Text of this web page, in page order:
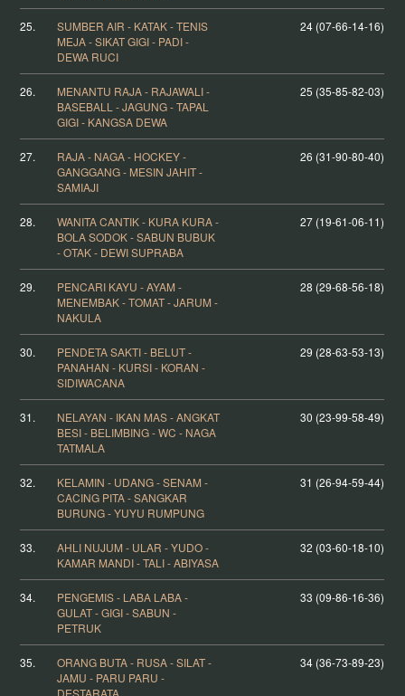
25.
SUMBER AIR - KATAK - TENIS
MEJA - SIKAT GIGI - PADI -
DEWA RUCI
24 (07-66-14-16)
26.
MENANTU RAJA - RAJAWALI -
BASEBALL - JAGUNG - TAPAL
GIGI - KANGSA DEWA
25 (35-85-82-03)
27.
RAJA - NAGA - HOCKEY -
GANGGANG - MESIN JAHIT -
SAMIAJI
26 (31-90-80-40)
28.
WANITA CANTIK - KURA KURA -
BOLA SODOK - SABUN BUBUK
- OTAK - DEWI SUPRABA
27 (19-61-06-11)
29.
PENCARI KAYU - AYAM -
MENEMBAK - TOMAT - JARUM -
NAKULA
28 (29-68-56-18)
30.
PENDETA SAKTI - BELUT -
PANAHAN - KURSI - KORAN -
SIDIWACANA
29 (28-63-53-13)
31.
NELAYAN - IKAN MAS - ANGKAT
BESI - BELIMBING - WC - NAGA
TATMALA
30 (23-99-58-49)
32.
KELAMIN - UDANG - SENAM -
CACING PITA - SANGKAR
BURUNG - YUYU RUMPUNG
31 (26-94-59-44)
33.
AHLI NUJUM - ULAR - YUDO -
KAMAR MANDI - TALI - ABIYASA
32 (03-60-18-10)
34.
PENGEMIS - LABA LABA -
GULAT - GIGI - SABUN -
PETRUK
33 (09-86-16-36)
35.
ORANG BUTA - RUSA - SILAT -
JAMU - PARU PARU -
DESTARATA
34 (36-73-89-23)